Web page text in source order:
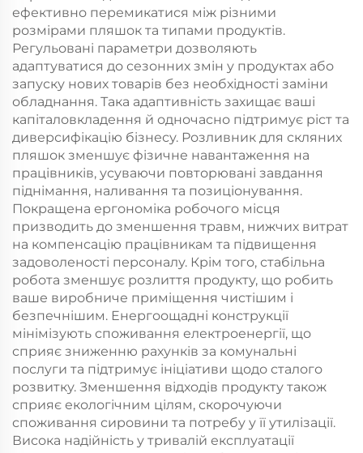
ефективно перемикатися між різними
розмірами пляшок та типами продуктів.
Регульовані параметри дозволяють
адаптуватися до сезонних змін у продуктах або
запуску нових товарів без необхідності заміни
обладнання. Така адаптивність захищає ваші
капіталовкладення й одночасно підтримує ріст та
диверсифікацію бізнесу. Розливник для скляних
пляшок зменшує фізичне навантаження на
працівників, усуваючи повторювані завдання
піднімання, наливання та позиціонування.
Покращена ергономіка робочого місця
призводить до зменшення травм, нижчих витрат
на компенсацію працівникам та підвищення
задоволеності персоналу. Крім того, стабільна
робота зменшує розлиття продукту, що робить
ваше виробниче приміщення чистішим і
безпечнішим. Енергоощадні конструкції
мінімізують споживання електроенергії, що
сприяє зниженню рахунків за комунальні
послуги та підтримує ініціативи щодо сталого
розвитку. Зменшення відходів продукту також
сприяє екологічним цілям, скорочуючи
споживання сировини та потребу у її утилізації.
Висока надійність у тривалій експлуатації